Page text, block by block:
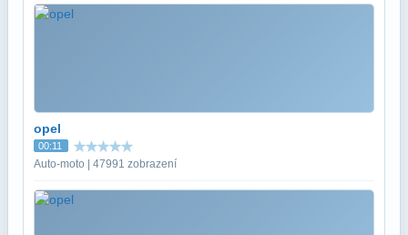
opel
00:11
Auto-moto | 47991 zobrazení